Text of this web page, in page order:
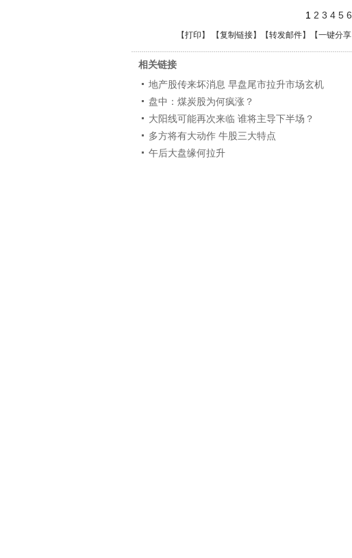
1 2 3 4 5 6
【打印 】 【复制链接】【转发邮件】 【一键分享
相关链接
地产股传来坏消息 早盘尾市拉升市场玄机
盘中：煤炭股为何疯涨？
大阳线可能再次来临 谁将主导下半场？
多方将有大动作 牛股三大特点
午后大盘缘何拉升